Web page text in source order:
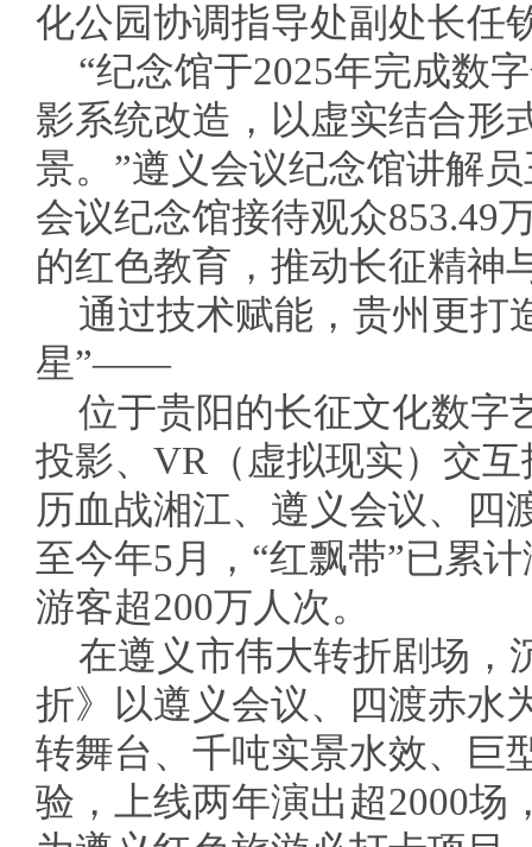
化公园协调指导处副处长任
“纪念馆于2025年完成数
影系统改造，以虚实结合形
景。”遵义会议纪念馆讲解
会议纪念馆接待观众853.49
的红色教育，推动长征精神
通过技术赋能，贵州更打
星”——
位于贵阳的长征文化数字
投影、VR（虚拟现实）交
历血战湘江、遵义会议、四
至今年5月，“红飘带”已累
游客超200万人次。
在遵义市伟大转折剧场，
折》以遵义会议、四渡赤水
转舞台、千吨实景水效、巨
验，上线两年演出超2000场